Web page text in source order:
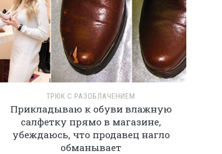
ТРЮК С РАЗОБЛАЧЕНИЕМ
Прикладываю к обуви влажную
салфетку прямо в магазине,
убеждаюсь, что продавец нагло
обманывает